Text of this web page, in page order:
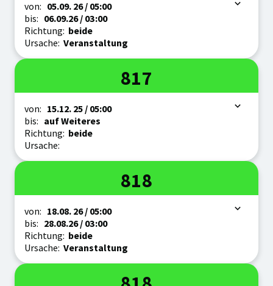
Zeitraum
von: 05.09. 26/ 05:00
bis: 06.09.26/ 03:00
Richtung: beide
Ursache: Veranstaltung
Linie
817
Zeitraum
von: 15.12. 25/ 05:00
bis: auf Weiteres
Richtung: beide
Ursache:
Linie
818
Zeitraum
von: 18.08. 26/ 05:00
bis: 28.08.26/ 03:00
Richtung: beide
Ursache: Veranstaltung